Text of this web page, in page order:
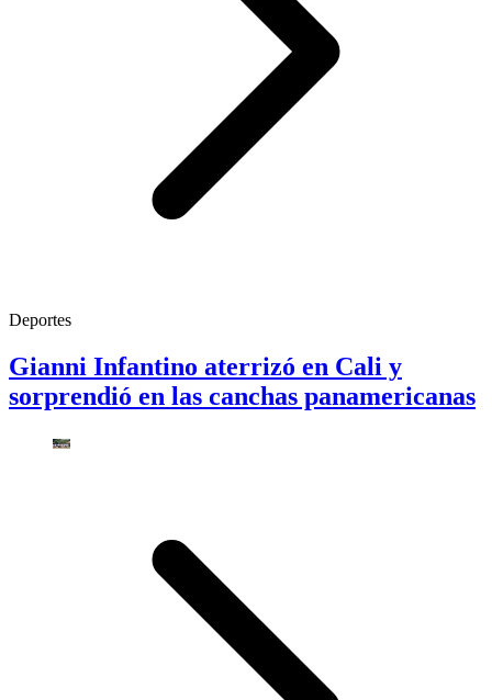
Deportes
Gianni Infantino aterrizó en Cali y
sorprendió en las canchas panamericanas